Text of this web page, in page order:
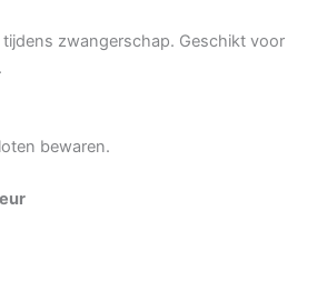
zwangerschap. Geschikt voor
bewaren.